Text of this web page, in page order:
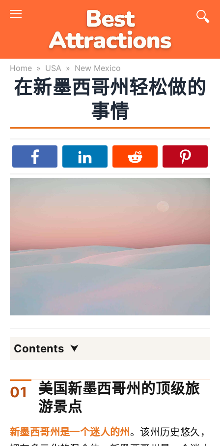
Skip
Home » USA » New Mexico
在新墨西哥州轻松做的
事情
Contents
美国新墨西哥州的顶级旅
游景点
新墨西哥州是一个迷人的州 。该州历史悠久，